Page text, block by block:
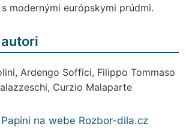
modernými európskymi prúdmi.
Ardengo Soffici, Filippo Tommaso
Curzio Malaparte
na webe Rozbor-dila.cz